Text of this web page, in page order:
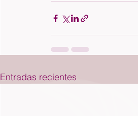
Entradas recientes